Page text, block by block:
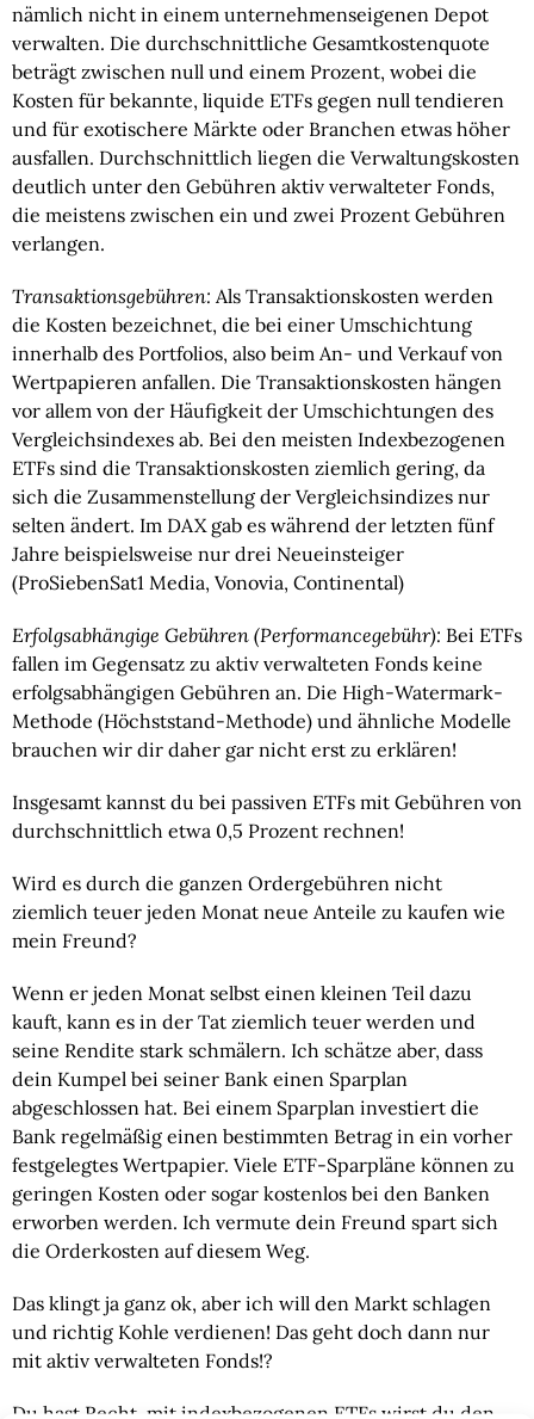
nämlich nicht in einem unternehmenseigenen Depot
verwalten. Die durchschnittliche Gesamtkostenquote
beträgt zwischen null und einem Prozent, wobei die
Kosten für bekannte, liquide ETFs gegen null tendieren
und für exotischere Märkte oder Branchen etwas höher
ausfallen. Durchschnittlich liegen die Verwaltungskosten
deutlich unter den Gebühren aktiv verwalteter Fonds,
die meistens zwischen ein und zwei Prozent Gebühren
verlangen.
Transaktionsgebühren: Als Transaktionskosten werden
die Kosten bezeichnet, die bei einer Umschichtung
innerhalb des Portfolios, also beim An- und Verkauf von
Wertpapieren anfallen. Die Transaktionskosten hängen
vor allem von der Häufigkeit der Umschichtungen des
Vergleichsindexes ab. Bei den meisten Indexbezogenen
ETFs sind die Transaktionskosten ziemlich gering, da
sich die Zusammenstellung der Vergleichsindizes nur
selten ändert. Im DAX gab es während der letzten fünf
Jahre beispielsweise nur drei Neueinsteiger
(ProSiebenSat1 Media, Vonovia, Continental)
Erfolgsabhängige Gebühren (Performancegebühr): Bei ETFs
fallen im Gegensatz zu aktiv verwalteten Fonds keine
erfolgsabhängigen Gebühren an. Die High-Watermark-
Methode (Höchststand-Methode) und ähnliche Modelle
brauchen wir dir daher gar nicht erst zu erklären!
Insgesamt kannst du bei passiven ETFs mit Gebühren von
durchschnittlich etwa 0,5 Prozent rechnen!
Wird es durch die ganzen Ordergebühren nicht
ziemlich teuer jeden Monat neue Anteile zu kaufen wie
mein Freund?
Wenn er jeden Monat selbst einen kleinen Teil dazu
kauft, kann es in der Tat ziemlich teuer werden und
seine Rendite stark schmälern. Ich schätze aber, dass
dein Kumpel bei seiner Bank einen Sparplan
abgeschlossen hat. Bei einem Sparplan investiert die
Bank regelmäßig einen bestimmten Betrag in ein vorher
festgelegtes Wertpapier. Viele ETF-Sparpläne können zu
geringen Kosten oder sogar kostenlos bei den Banken
erworben werden. Ich vermute dein Freund spart sich
die Orderkosten auf diesem Weg.
Das klingt ja ganz ok, aber ich will den Markt schlagen
und richtig Kohle verdienen! Das geht doch dann nur
mit aktiv verwalteten Fonds!?
Du hast Recht, mit indexbezogenen ETFs wirst du den